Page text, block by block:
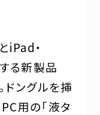
iPad・
る新製品
ドングルを挿
用の「液タ